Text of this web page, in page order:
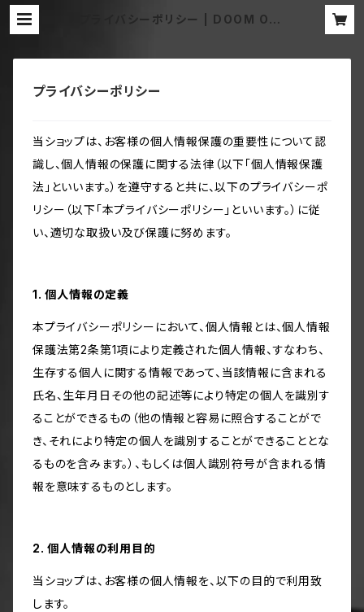
プライバシーポリシー | DOOM OFF
プライバシーポリシー
当ショップは、お客様の個人情報保護の重要性について認
識し、個人情報の保護に関する法律（以下「個人情報保護
法」といいます。）を遵守すると共に、以下のプライバシーポ
リシー（以下「本プライバシーポリシー」といいます。）に従
い、適切な取扱い及び保護に努めます。
1. 個人情報の定義
本プライバシーポリシーにおいて、個人情報とは、個人情報
保護法第2条第1項により定義された個人情報、すなわち、
生存する個人に関する情報であって、当該情報に含まれる
氏名、生年月日その他の記述等により特定の個人を識別す
ることができるもの（他の情報と容易に照合することがで
き、それにより特定の個人を識別することができることとな
るものを含みます。）、もしくは個人識別符号が含まれる情
報を意味するものとします。
2. 個人情報の利用目的
当ショップは、お客様の個人情報を、以下の目的で利用致
します。